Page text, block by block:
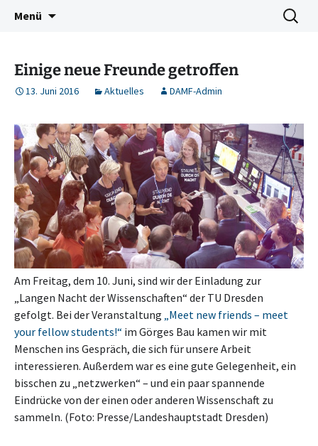
Damf Dresden
Deutschkurse Asyl Migration Flucht Dresden
Menü
Suchen
nach:
Einige neue Freunde getroffen
13. Juni 2016 Aktuelles DAMF-Admin
Am Freitag, dem 10. Juni, sind wir der Einladung zur
„Langen Nacht der Wissenschaften“ der TU Dresden
gefolgt. Bei der Veranstaltung „Meet new friends – meet
your fellow students!“ im Görges Bau kamen wir mit
Menschen ins Gespräch, die sich für unsere Arbeit
interessieren. Außerdem war es eine gute Gelegenheit, ein
bisschen zu „netzwerken“ – und ein paar spannende
Eindrücke von der einen oder anderen Wissenschaft zu
sammeln. (Foto: Presse/Landeshauptstadt Dresden)